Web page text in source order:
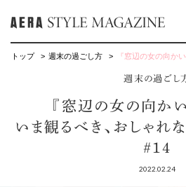
トップ 週末の過ごし方 『窓辺の女の向かいの家の女
週末の過ごし
『窓辺の女の向か
いま観るべき、おしゃれ
#14
2022.02.24